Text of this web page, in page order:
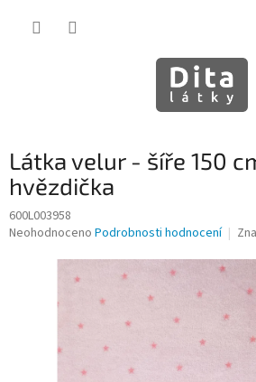
Látka velur - šíře 150
hvězdička
600L003958
Průměrné
hvězdiček.
Neohodnoceno Podrobnosti hodnocení